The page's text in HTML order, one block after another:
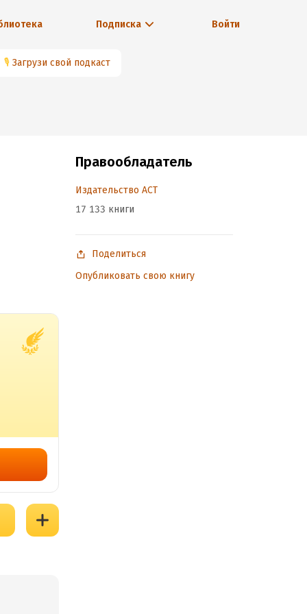
Подписка Войти
🎙 Загрузи свой подкаст
Правообладатель
Издательство АСТ
17 133 книги
Поделиться
Опубликовать свою книгу